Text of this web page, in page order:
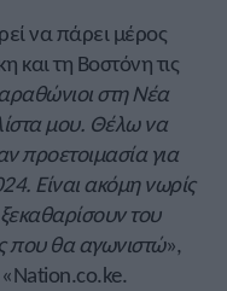
να πάρει μέρος
και τη Βοστόνη τις
στη Νέα
μου. Θέλω να
προετοιμασία για
Είναι ακόμη νωρίς
του
που θα αγωνιστώ»,